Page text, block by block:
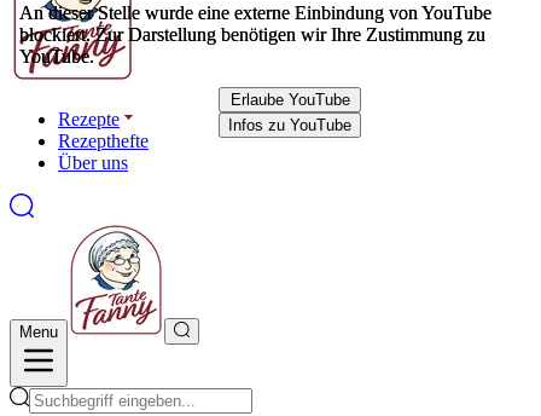
Rezepte
Rezepthefte
Über uns
Menu
An dieser Stelle wurde eine externe Einbindung von YouTube
blockiert. Zur Darstellung benötigen wir Ihre Zustimmung zu
YouTube.
Erlaube YouTube
Infos zu YouTube
An dieser Stelle wurde eine externe Einbindung von YouTube
blockiert. Zur Darstellung benötigen wir Ihre Zustimmung zu
YouTube.
Erlaube YouTube
Infos zu YouTube